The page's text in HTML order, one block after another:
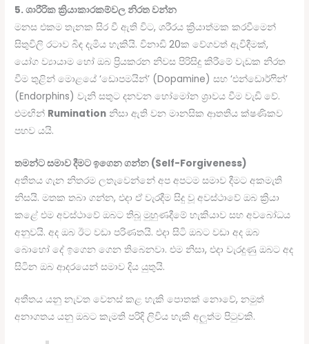
5. ශාරීරික ක්‍රියාකාරකම්වල නිරත වන්න
මනස එකම තැනක සිර වී ඇති විට, ශරීරය ක්‍රියාත්මක කරවීමෙන්
සිතුවිලි රටාව බිඳ දැමිය හැකියි. විනාඩි 20ක වේගවත් ඇවිදීමක්,
යෝග ව්‍යායාම හෝ ඔබ ප්‍රියකරන නිවස පිරිසිදු කිරීමේ වැඩක නිරත
වීම තුළින් මොළයේ ‘ඩොපමයින්’ (Dopamine) සහ ‘එන්ඩොර්ෆින්’
(Endorphins) වැනි සතුට දනවන හෝමෝන ශ්‍රාවය වීම වැඩි වේ.
එමඟින් Rumination නිසා ඇති වන මානසික ආතතිය ක්ෂණිකව
පහව යයි.
තමන්ට සමාව දීමට ඉගෙන ගන්න (Self-Forgiveness)
අතීතය ගැන නිතරම ලතැවෙන්නේ අප අපටම සමාව දීමට අකමැති
නිසයි. මතක තබා ගන්න, එදා ඒ වැරදීම සිදු වූ අවස්ථාවේ ඔබ ක්‍රියා
කළේ එම අවස්ථාවේ ඔබට තිබූ මුහුණදීමේ හැකියාව සහ අවබෝධය
අනුවයි. අද ඔබ ඊට වඩා පරිණතයි. එදා සිටි ඔබට වඩා අද ඔබ
බොහෝ දේ ඉගෙන ගෙන තිබෙනවා. එම නිසා, එදා වැරදුණු ඔබට අද
සිටින ඔබ ආදරයෙන් සමාව දිය යුතුයි.
අතීතය යනු නැවත වෙනස් කළ හැකි පොතක් නොවේ, නමුත්
අනාගතය යනු ඔබට කැමති පරිදි ලිවිය හැකි අලුත්ම පිටුවකි.